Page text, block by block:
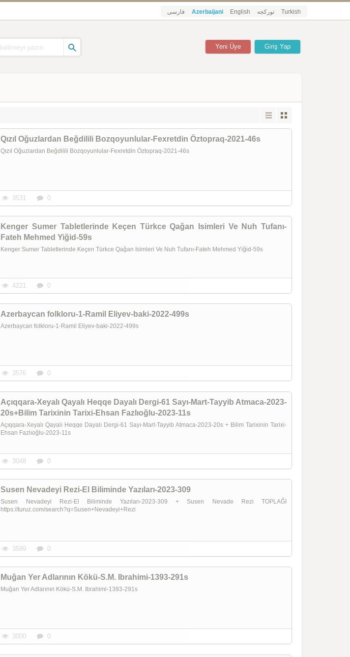
فارسی Azerbaijani English تورکجه Turkish
Giriş Yap
Yeni Üye
Qızıl Oğuzlardan Beğdilili Bozqoyunlular-Fexretdin Öztopraq-2021-46s
Qızıl Oğuzlardan Beğdilili Bozqoyunlular-Fexretdin Öztopraq-2021-46s
3531 0
Kenger Sumer Tabletlerinde Keçen Türkce Qağan Isimleri Ve Nuh Tufanı-
Fateh Mehmed Yiğid-59s
Kenger Sumer Tabletlerinde Keçen Türkce Qağan Isimleri Ve Nuh Tufanı-Fateh Mehmed Yiğid-59s
4221 0
Azerbaycan folkloru-1-Ramil Eliyev-baki-2022-499s
Azerbaycan folkloru-1-Ramil Eliyev-baki-2022-499s
3576 0
Açıqqara-Xeyalı Qayalı Heqqe Dayalı Dergi-61 Sayı-Mart-Tayyib Atmaca-2023-
20s+Bilim Tarixinin Tarixi-Ehsan Fazlıoğlu-2023-11s
Açıqqara-Xeyalı Qayalı Heqqe Dayalı Dergi-61 Sayı-Mart-Tayyib Atmaca-2023-20s + Bilim Tarixinin Tarixi-
Ehsan Fazlıoğlu-2023-11s
3048 0
Susen Nevadeyi Rezi-El Biliminde Yazıları-2023-309
Susen Nevadeyi Rezi-El Biliminde Yazıları-2023-309 + Susen Nevade Rezi TOPLAĞI
https://turuz.com/search?q=Susen+Nevadeyi+Rezi
3599 0
Muğan Yer Adlarının Kökü-S.M. Ibrahimi-1393-291s
Muğan Yer Adlarının Kökü-S.M. Ibrahimi-1393-291s
3000 0